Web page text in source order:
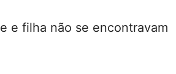
e filha não se encontravam